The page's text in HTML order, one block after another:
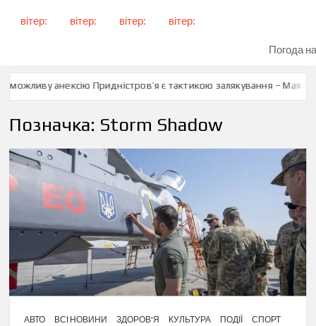
вітер: вітер: вітер: вітер:
Погода
можливу анексію Придністров’я є тактикою залякування – Мая
Позначка: Storm Shadow
АВТО ВСІ НОВИНИ ЗДОРОВ'Я КУЛЬТУРА ПОДІЇ
СПОРТ